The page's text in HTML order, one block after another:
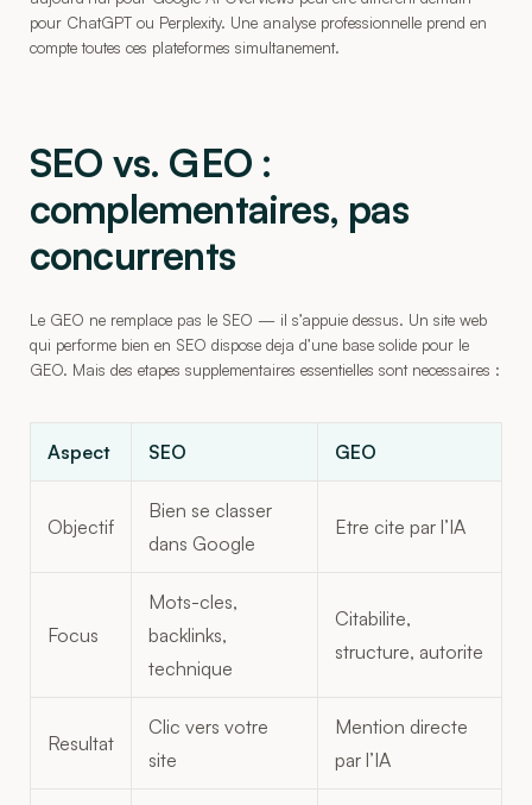
pour ChatGPT ou Perplexity. Une analyse professionnelle prend en
compte toutes ces plateformes simultanement.
SEO vs. GEO :
complementaires, pas
concurrents
Le GEO ne remplace pas le SEO — il s’appuie dessus. Un site web
qui performe bien en SEO dispose deja d’une base solide pour le
GEO. Mais des etapes supplementaires essentielles sont necessaires :
Aspect SEO GEO
Objectif
Bien se classer
dans Google
Etre cite par l’IA
Focus
Mots-cles,
backlinks,
technique
Citabilite,
structure, autorite
Resultat
Clic vers votre
site
Mention directe
par l’IA